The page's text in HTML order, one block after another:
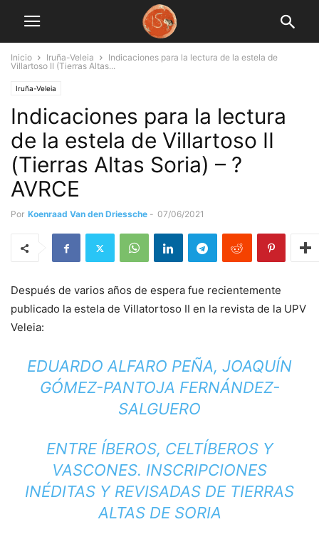
Inicio Iruña-Veleia
Indicaciones para la lectura de la estela de
Villartoso II (Tierras Altas...
Iruña-Veleia
Indicaciones para la lectura
de la estela de Villartoso II
(Tierras Altas Soria) – ?
AVRCE
Por Koenraad Van den Driessche - 07/06/2021
Después de varios años de espera fue recientemente
publicado la estela de Villatortoso II en la revista de la UPV
Veleia:
EDUARDO ALFARO PEÑA, JOAQUÍN
GÓMEZ-PANTOJA FERNÁNDEZ-
SALGUERO
ENTRE ÍBEROS, CELTÍBEROS Y
VASCONES. INSCRIPCIONES
INÉDITAS Y REVISADAS DE TIERRAS
ALTAS DE SORIA